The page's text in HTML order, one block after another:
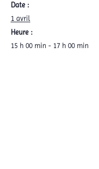
Date :
1 avril
Heure :
15 h 00 min - 17 h 00 min